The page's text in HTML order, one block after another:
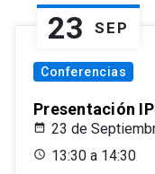
23 SEP
Conferencias
Presentación
23 de
13:30 a 14:30